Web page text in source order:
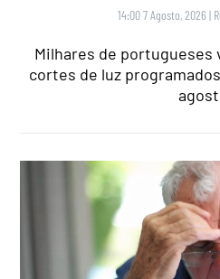
14:00 7 Agosto, 2026 |
Milhares de
cortes de luz